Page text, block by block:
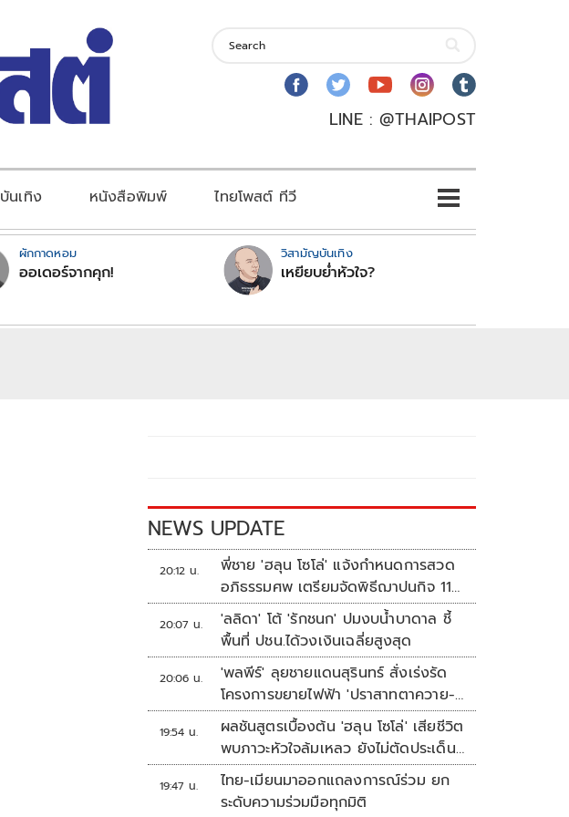
LINE : @THAIPOST
บันเทิง หนังสือพิมพ์ ไทยโพสต์ ทีวี
ผักกาดหอม
ออเดอร์จากคุก!
วิสามัญบันเทิง
เหยียบย่ำหัวใจ?
NEWS UPDATE
20:12 น.
พี่ชาย 'ฮลุน โซโล่' แจ้งกำหนดการสวด
อภิธรรมศพ เตรียมจัดพิธีฌาปนกิจ 11
ส.ค.
20:07 น.
'ลลิดา' โต้ 'รักชนก' ปมงบน้ำบาดาล ชี้
พื้นที่ ปชน.ได้วงเงินเฉลี่ยสูงสุด
20:06 น.
'พลพีร์' ลุยชายแดนสุรินทร์ สั่งเร่งรัด
โครงการขยายไฟฟ้า 'ปราสาทตาควาย-
เนิน 350'
19:54 น.
ผลชันสูตรเบื้องต้น 'ฮลุน โซโล่' เสียชีวิต
พบภาวะหัวใจล้มเหลว ยังไม่ตัดประเด็น
สารพิษ รอจอร์เจียส่งผลตรวจครั้งแรก
19:47 น.
ไทย-เมียนมาออกแถลงการณ์ร่วม ยก
ระดับความร่วมมือทุกมิติ